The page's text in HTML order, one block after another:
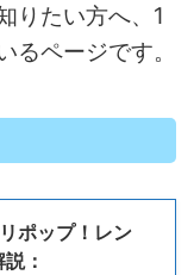
りたい方へ、1
るページです。
ポップ！レン
：